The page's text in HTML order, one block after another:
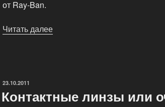
от Ray-Ban.
Читать далее«Очки
инновационные
ОПУБЛИКОВАНО
23.10.2011
Контактные линзы или